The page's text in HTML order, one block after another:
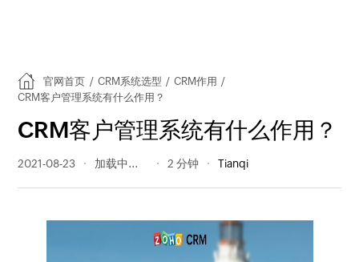
官网首页 / CRM系统选型 / CRM作用 /
CRM客户管理系统有什么作用？
CRM客户管理系统有什么作用？
2021-08-23 481 阅读量 2 分钟 Tianqi